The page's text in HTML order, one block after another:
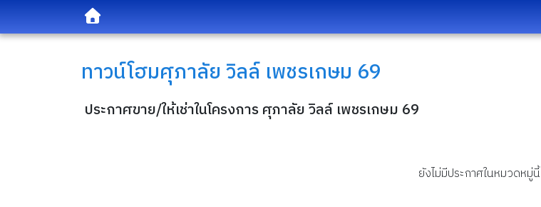
ทาวน์โฮมศุภาลัย วิลล์ เพชรเกษม 69
ประกาศขาย/ให้เช่าในโครงการ ศุภาลัย วิลล์ เพชรเกษม 69
ยังไม่มีประกาศในหมวดหมู่นี้